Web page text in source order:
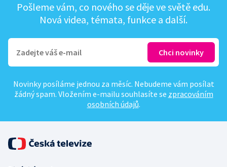
Pošleme vám, co nového se děje ve světě edu.
Nová videa, témata, funkce a další.
Novinky posíláme jednou za měsíc. Nebudeme vám posílat
žádný spam. Vložením e-mailu souhlasíte se zpracováním
osobních údajů.